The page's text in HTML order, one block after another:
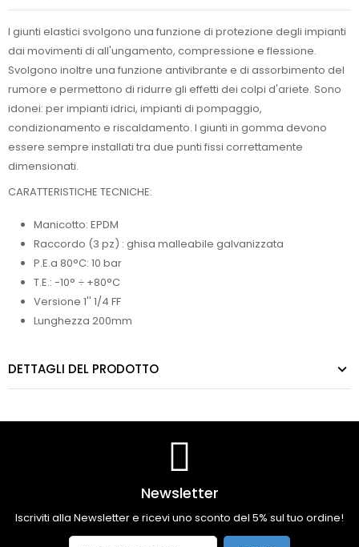
I giunti elastici svolgono una funzione di protezione degli impianti
dai movimenti di all'ungamento, compressione e flessione.
Svolgono inoltre una funzione antivibrante e di assorbimento del
rumore e permettono di ridurre gli effetti dei colpi d'ariete. Sono
idonei: per impianti idrici, impianti di pompaggio,
condizionamento e riscaldamento. I giunti in gomma devono
essere sempre installati tra due punti fissi correttamente
dimensionati.
CARATTERISTICHE TECNICHE:
Manicotto: EPDM
Raccordo (3 pz) : ghisa malleabile galvanizzata
P.E.a 80°C: 10 bar
T.E.: -10° ÷ +80°C
Versione 1'' 1/4 FF
Lunghezza 200mm
DETTAGLI DEL PRODOTTO
Newsletter
Iscriviti alla Newsletter e ricevi uno sconto del 5% sul tuo ordine!